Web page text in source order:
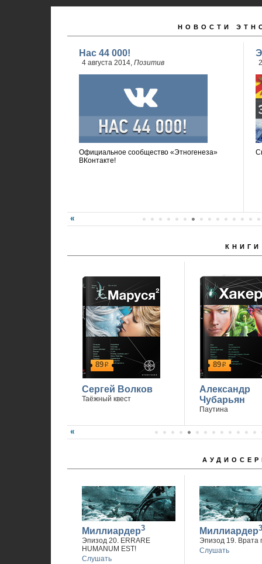
НОВОСТИ
Нас 44 000!
4 августа 2014, Позитив
Официальное сообщество «Этногенеза»
ВКонтакте!
КНИГИ
89р
Сергей Волков
Таёжный квест
89р
Александр
Чубарьян
Паутина
Миллиардер3
Эпизод 20. ERRARE
HUMANUM EST!
Слушать
Миллиардер3
Эпизод 19. Врата
Слушать